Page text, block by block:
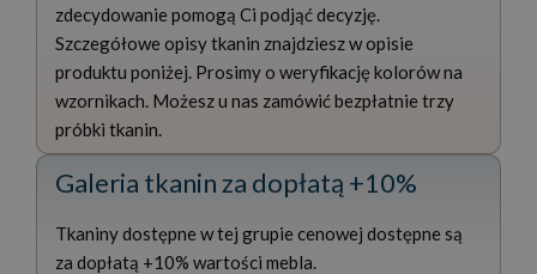
zdecydowanie pomogą Ci podjąć decyzję.
Szczegółowe opisy tkanin znajdziesz w opisie
produktu poniżej. Prosimy o weryfikację kolorów na
wzornikach. Możesz u nas zamówić bezpłatnie trzy
próbki tkanin.
Galeria tkanin za dopłatą +10%
Tkaniny dostępne w tej grupie cenowej dostępne są
za dopłatą +10% wartości mebla.